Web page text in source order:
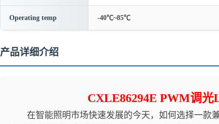
Operating temp -40℃~85℃
产品详细介绍
CXLE86294E PWM调光
在智能照明市场快速发展的今天，如何选择一款